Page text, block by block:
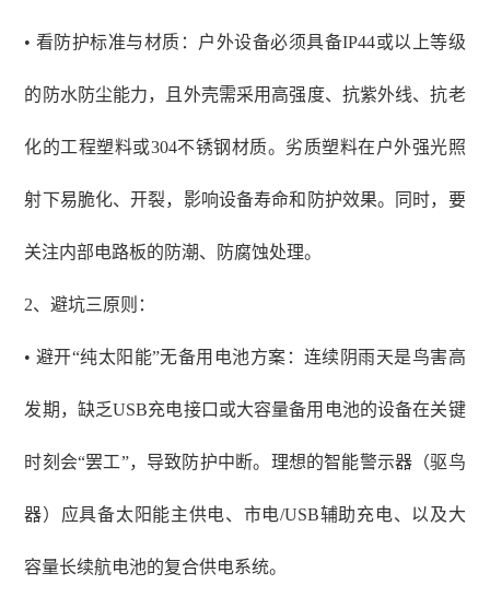
• 看防护标准与材质：户外设备必须具备IP44或以上等级
的防水防尘能力，且外壳需采用高强度、抗紫外线、抗老
化的工程塑料或304不锈钢材质。劣质塑料在户外强光照
射下易脆化、开裂，影响设备寿命和防护效果。同时，要
关注内部电路板的防潮、防腐蚀处理。
2、避坑三原则：
• 避开“纯太阳能”无备用电池方案：连续阴雨天是鸟害高
发期，缺乏USB充电接口或大容量备用电池的设备在关键
时刻会“罢工”，导致防护中断。理想的智能警示器（驱鸟
器）应具备太阳能主供电、市电/USB辅助充电、以及大
容量长续航电池的复合供电系统。